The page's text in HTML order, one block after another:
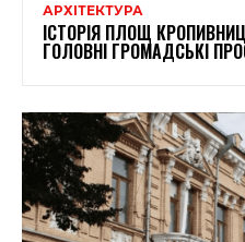
АРХІТЕКТУРА
ІСТОРІЯ ПЛОЩ
ГОЛОВНІ ГРОМАДСЬКІ